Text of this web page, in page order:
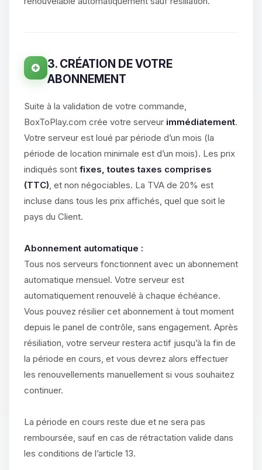
3. CRÉATION DE VOTRE
ABONNEMENT
Suite à la validation de votre commande,
BoxToPlay.com crée votre serveur immédiatement.
Votre serveur est loué par période d’un mois (la
période de location minimale est d’un mois). Les prix
indiqués sont fixes, toutes taxes comprises
(TTC), et non négociables. La TVA de 20% est
incluse dans tous les prix affichés, quel que soit le
pays du Client.
Abonnement automatique :
Tous nos serveurs fonctionnent avec un abonnement
automatique mensuel. Votre serveur est
automatiquement renouvelé à chaque échéance.
Vous pouvez résilier cet abonnement à tout moment
depuis le panel de contrôle, sans engagement. Après
résiliation, votre serveur restera actif jusqu’à la fin de
la période en cours, et vous devrez alors effectuer
les renouvellements manuellement si vous souhaitez
continuer.
La période en cours reste due et ne sera pas
remboursée, sauf en cas de rétractation valide dans
les conditions de l’article 13.
06/08/2026 à 08:33